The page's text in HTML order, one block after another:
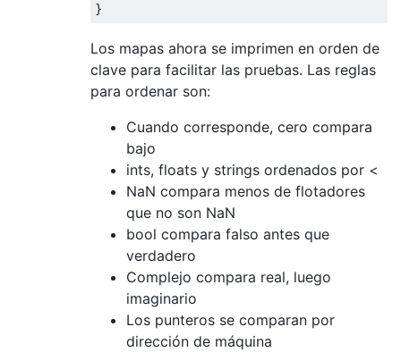
}
Los mapas ahora se imprimen en orden de
clave para facilitar las pruebas. Las reglas
para ordenar son:
Cuando corresponde, cero compara
bajo
ints, floats y strings ordenados por <
NaN compara menos de flotadores
que no son NaN
bool compara falso antes que
verdadero
Complejo compara real, luego
imaginario
Los punteros se comparan por
dirección de máquina